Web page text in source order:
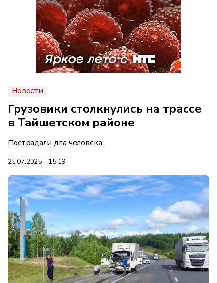
Новости
Грузовики столкнулись на трассе
в Тайшетском районе
Пострадали два человека
25.07.2025 - 15:19